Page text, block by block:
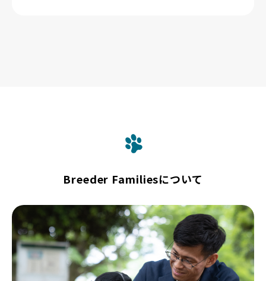
Breeder Familiesについて